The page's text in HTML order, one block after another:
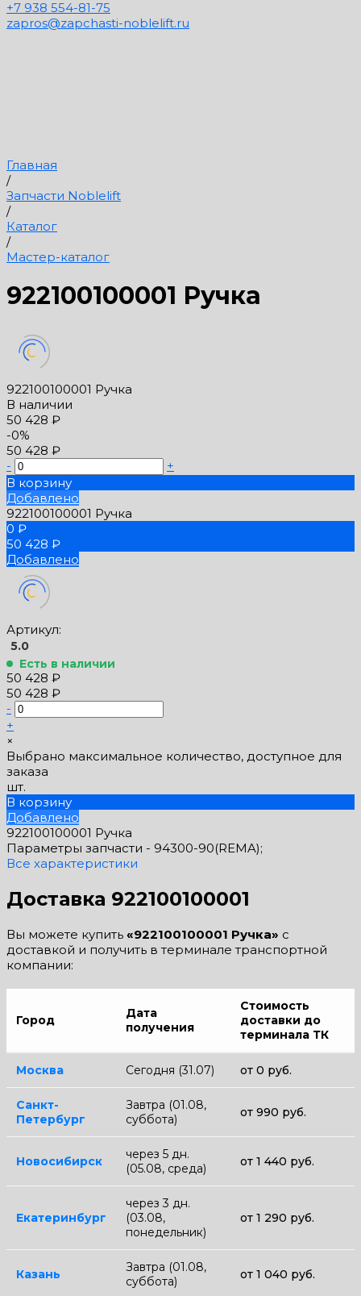
+7 938 554-81-75
zapros@zapchasti-noblelift.ru
Главная
/
Запчасти Noblelift
/
Каталог
/
Мастер-каталог
922100100001 Ручка
922100100001 Ручка
В наличии
50 428 ₽
-0%
50 428 ₽
-
+
В корзину
Добавлено
922100100001 Ручка
0 ₽
50 428 ₽
Добавлено
Артикул:
5.0
Есть в наличии
50 428 ₽
50 428 ₽
-
+
×
Выбрано максимальное количество, доступное для
заказа
шт.
В корзину
Добавлено
922100100001 Ручка
Параметры запчасти - 94300-90(REMA);
Все характеристики
Доставка 922100100001
Вы можете купить «922100100001 Ручка» с
доставкой и получить в терминале транспортной
компании:
Город
Дата
получения
Стоимость
доставки до
терминала ТК
Москва Сегодня (31.07) от 0 руб.
Санкт-
Петербург
Завтра (01.08,
суббота)
от 990 руб.
Новосибирск
через 5 дн.
(05.08, среда)
от 1 440 руб.
Екатеринбург
через 3 дн.
(03.08,
понедельник)
от 1 290 руб.
Казань
Завтра (01.08,
суббота)
от 1 040 руб.